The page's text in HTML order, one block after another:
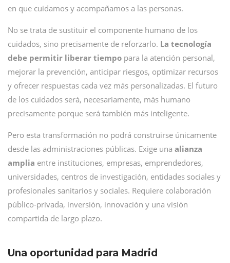
en que cuidamos y acompañamos a las personas.
No se trata de sustituir el componente humano de los
cuidados, sino precisamente de reforzarlo. La tecnología
debe permitir liberar tiempo para la atención personal,
mejorar la prevención, anticipar riesgos, optimizar recursos
y ofrecer respuestas cada vez más personalizadas. El futuro
de los cuidados será, necesariamente, más humano
precisamente porque será también más inteligente.
Pero esta transformación no podrá construirse únicamente
desde las administraciones públicas. Exige una alianza
amplia entre instituciones, empresas, emprendedores,
universidades, centros de investigación, entidades sociales y
profesionales sanitarios y sociales. Requiere colaboración
público-privada, inversión, innovación y una visión
compartida de largo plazo.
Una oportunidad para Madrid